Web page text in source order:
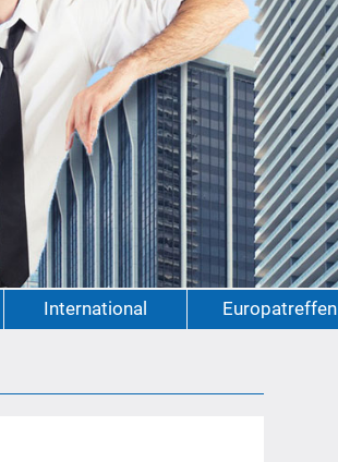
International Europatreffen